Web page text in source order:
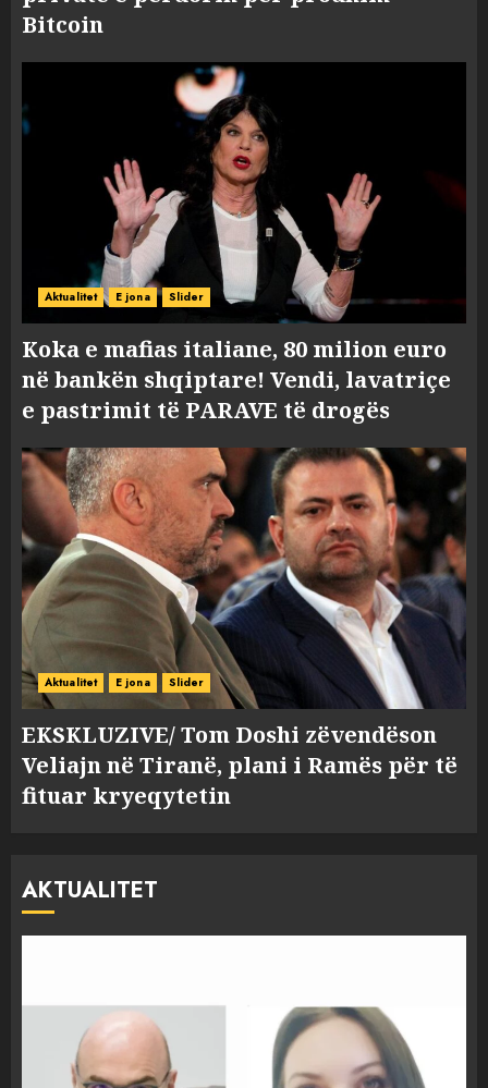
Bitcoin
Aktualitet E jona Slider
Koka e mafias italiane, 80 milion euro
në bankën shqiptare! Vendi, lavatriçe
e pastrimit të PARAVE të drogës
Aktualitet E jona Slider
EKSKLUZIVE/ Tom Doshi zëvendëson
Veliajn në Tiranë, plani i Ramës për të
fituar kryeqytetin
AKTUALITET